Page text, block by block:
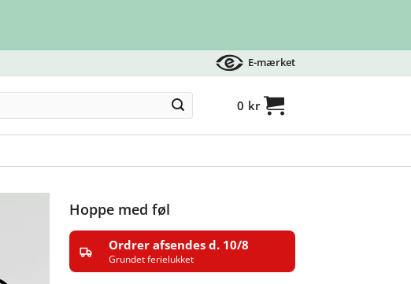
E-mærket
0 kr
Hoppe med føl
Ordrer afsendes d. 10/8
Grundet ferielukket